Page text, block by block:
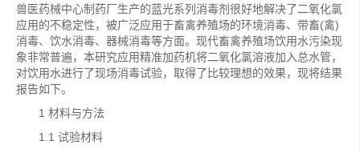
兽医药械中心制药厂生产的蓝光系列消毒剂很好地解决了二氧化氯
应用的不稳定性，被广泛应用于畜禽养殖场的环境消毒、带畜(禽)
消毒、饮水消毒、器械消毒等方面。现代畜禽养殖场饮用水污染现
象非常普遍，本研究应用精准加药机将二氧化氯溶液加入总水管，
对饮用水进行了现场消毒试验，取得了比较理想的效果，现将结果
报告如下。
1 材料与方法
1.1 试验材料